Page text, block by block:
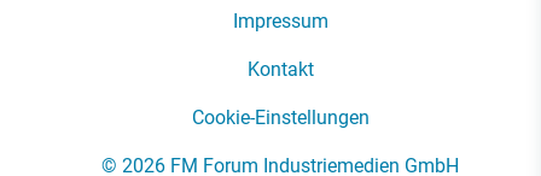
Impressum
Kontakt
Cookie-Einstellungen
© 2026 FM Forum Industriemedien GmbH